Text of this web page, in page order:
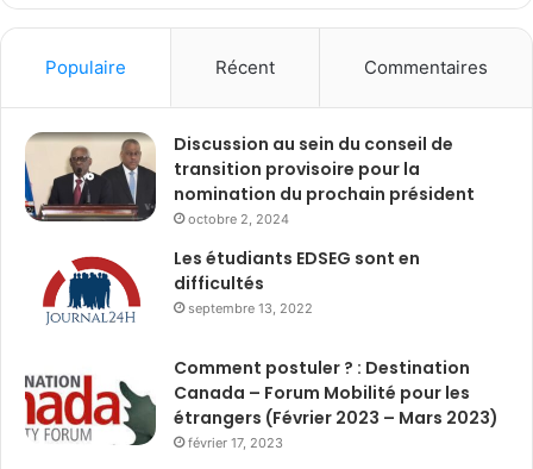
Populaire Récent Commentaires
Discussion au sein du conseil de
transition provisoire pour la
nomination du prochain président
octobre 2, 2024
Les étudiants EDSEG sont en
difficultés
septembre 13, 2022
Comment postuler ? : Destination
Canada – Forum Mobilité pour les
étrangers (Février 2023 – Mars 2023)
février 17, 2023